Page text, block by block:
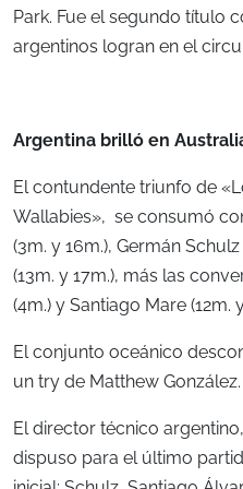
Park. Fue el segundo título
argentinos logran en el
Argentina brilló en
El contundente triunfo de
Wallabies», se consumó
(3m. y 16m.), Germán
(13m. y 17m.), más las
(4m.) y Santiago Mare (12m.
El conjunto oceánico
un try de Matthew González.
El director técnico
dispuso para el último